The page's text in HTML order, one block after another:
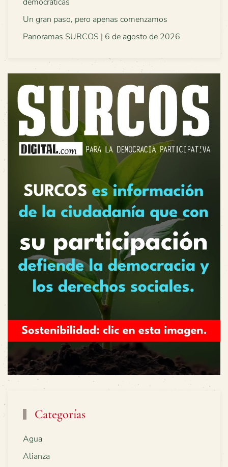
Un gran paso, pero apenas comenzamos
Panoramas SURCOS | 6 de agosto de 2026
Categorías
Agua
Alianza